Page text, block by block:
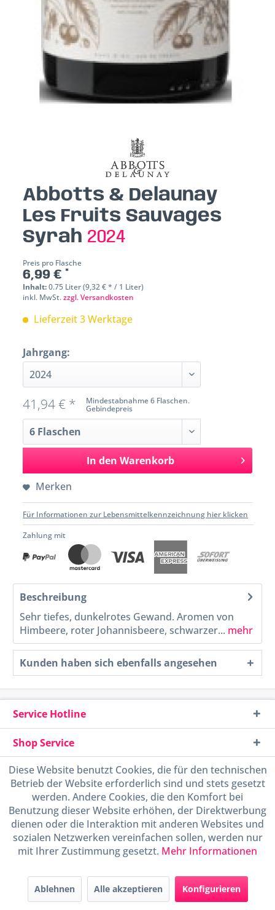
Abbotts & Delaunay
Les Fruits Sauvages
Syrah 2024
Preis pro Flasche
6,99 € *
Inhalt:0.75 Liter (9,32 € * / 1 Liter)
inkl. MwSt.zzgl. Versandkosten
Lieferzeit 3 Werktage
Jahrgang:
Mindestabnahme 6 Flaschen.
Gebindepreis
41,94 € *
In den Warenkorb
Merken
Für Informationen zur Lebensmittelkennzeichnung hier klicken
Zahlung mit
Beschreibung
Sehr tiefes, dunkelrotes Gewand. Aromen von
Himbeere, roter Johannisbeere, schwarzer... mehr
Kunden haben sich ebenfalls angesehen
Service Hotline
Shop Service
Informationen
Handel mit BIO-Weinen
kontrolliert und zertifiziert
durch DE-ÖKO-009
Diese Website benutzt Cookies, die für den technischen
Betrieb der Website erforderlich sind und stets gesetzt
werden. Andere Cookies, die den Komfort bei
Benutzung dieser Website erhöhen, der Direktwerbung
dienen oder die Interaktion mit anderen Websites und
sozialen Netzwerken vereinfachen sollen, werden nur
mit Ihrer Zustimmung gesetzt. Mehr Informationen
Ablehnen Alle akzeptieren Konfigurieren